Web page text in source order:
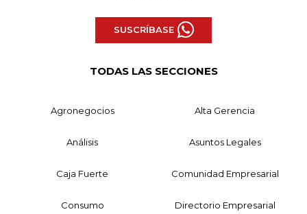
SUSCRÍBASE
TODAS LAS SECCIONES
Agronegocios Alta Gerencia
Análisis Asuntos Legales
Caja Fuerte Comunidad Empresarial
Consumo Directorio Empresarial